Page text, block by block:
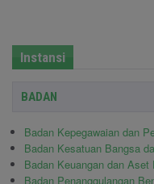
Instansi
BADAN
Badan Kepegawaian dan
Badan Kesatuan Bangsa
Badan Keuangan dan Aset
Badan Penanggulangan